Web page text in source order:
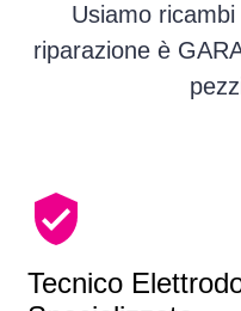
Usiamo
riparazione è
Tecnico